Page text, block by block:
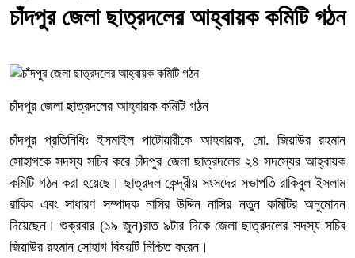
চাঁদপুর জেলা ছাত্রদলের আহ্বায়ক কমিটি গঠন
চাঁদপুর জেলা ছাত্রদলের আহ্বায়ক কমিটি গঠন
চাঁদপুর প্রতিনিধিঃ ইসমাইল পাটোয়ারীকে আহবায়ক, মো. জিয়াউর রহমান
সোহাগকে সদস্য সচিব করে চাঁদপুর জেলা ছাত্রদলের ২৪ সদস্যের আহ্বায়ক
কমিটি গঠন করা হয়েছে। ছাত্রদল কেন্দ্রীয় সংসদের সভাপতি রাকিবুল ইসলাম
রাকিব এবং সাধারণ সম্পাদক নাসির উদ্দিন নাসির নতুন কমিটির অনুমোদন
দিয়েছেন। শুক্রবার (১৯ জুন)রাত ৯টার দিকে জেলা ছাত্রদলের সদস্য সচিব
জিয়াউর রহমান সোহাগ বিষয়টি নিশ্চিত করেন।